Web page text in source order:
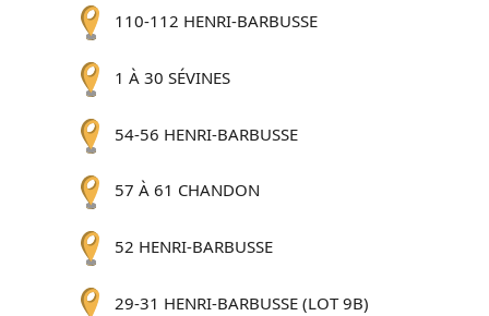
110-112 HENRI-BARBUSSE
1 À 30 SÉVINES
54-56 HENRI-BARBUSSE
57 À 61 CHANDON
52 HENRI-BARBUSSE
29-31 HENRI-BARBUSSE (LOT 9B)